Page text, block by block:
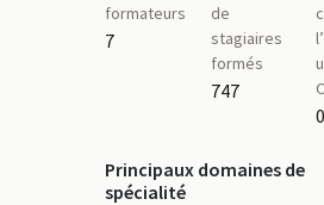
formateurs
7
de
stagiaires
formés
747
0
Principaux domaines de
spécialité